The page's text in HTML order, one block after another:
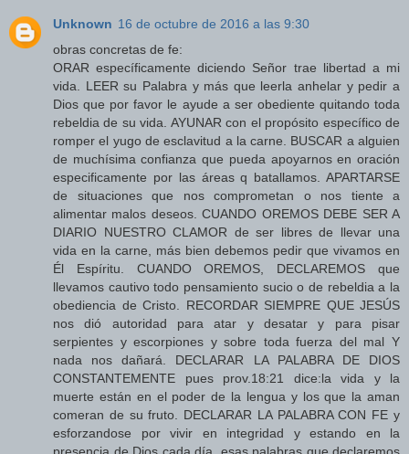
Unknown 16 de octubre de 2016 a las 9:30
obras concretas de fe:
ORAR específicamente diciendo Señor trae libertad a mi
vida. LEER su Palabra y más que leerla anhelar y pedir a
Dios que por favor le ayude a ser obediente quitando toda
rebeldia de su vida. AYUNAR con el propósito específico de
romper el yugo de esclavitud a la carne. BUSCAR a alguien
de muchísima confianza que pueda apoyarnos en oración
especificamente por las áreas q batallamos. APARTARSE
de situaciones que nos comprometan o nos tiente a
alimentar malos deseos. CUANDO OREMOS DEBE SER A
DIARIO NUESTRO CLAMOR de ser libres de llevar una
vida en la carne, más bien debemos pedir que vivamos en
Él Espíritu. CUANDO OREMOS, DECLAREMOS que
llevamos cautivo todo pensamiento sucio o de rebeldia a la
obediencia de Cristo. RECORDAR SIEMPRE QUE JESÚS
nos dió autoridad para atar y desatar y para pisar
serpientes y escorpiones y sobre toda fuerza del mal Y
nada nos dañará. DECLARAR LA PALABRA DE DIOS
CONSTANTEMENTE pues prov.18:21 dice:la vida y la
muerte están en el poder de la lengua y los que la aman
comeran de su fruto. DECLARAR LA PALABRA CON FE y
esforzandose por vivir en integridad y estando en la
presencia de Dios cada día, esas palabras que declaremos